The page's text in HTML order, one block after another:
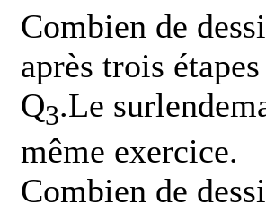
Combien de
après trois étapes
Q3.Le
même exercice.
Combien de